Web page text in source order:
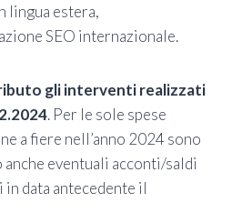
lingua estera,
SEO internazionale.
gli interventi realizzati
. Per le sole spese
a fiere nell’anno 2024 sono
eventuali acconti/saldi
data antecedente il